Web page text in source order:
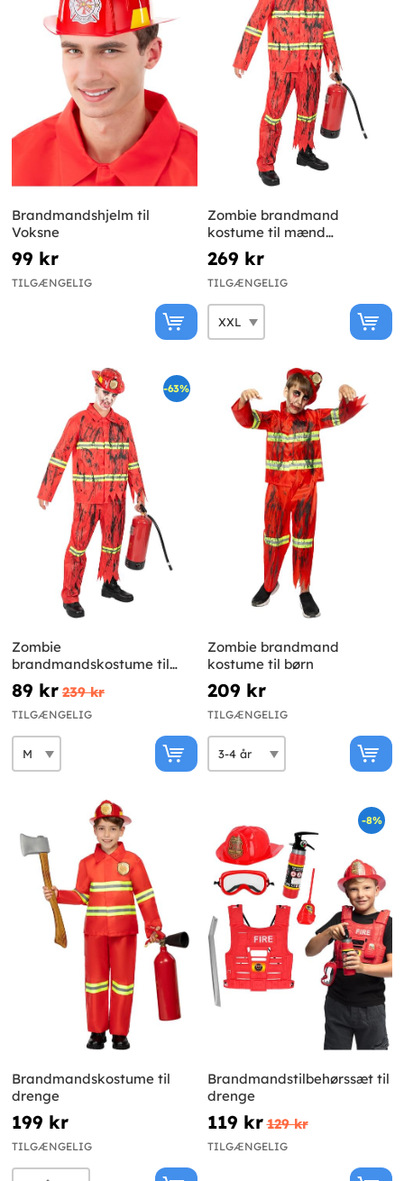
Brandmandshjelm til
Voksne
99 kr
TILGÆNGELIG
Zombie brandmand
kostume til mænd
Plusstørrelse
269 kr
TILGÆNGELIG
-63%
Zombie
brandmandskostume til
mænd
89 kr 239 kr
TILGÆNGELIG
Zombie brandmand
kostume til børn
209 kr
TILGÆNGELIG
Brandmandskostume til
drenge
199 kr
TILGÆNGELIG
-8%
Brandmandstilbehørssæt til
drenge
119 kr 129 kr
TILGÆNGELIG